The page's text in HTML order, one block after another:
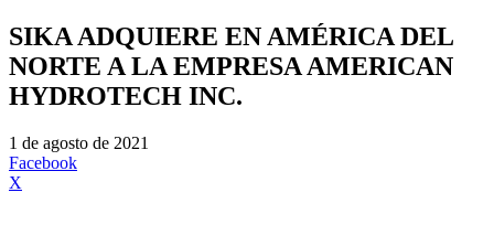
SIKA ADQUIERE EN AMÉRICA DEL
NORTE A LA EMPRESA AMERICAN
HYDROTECH INC.
1 de agosto de 2021
Facebook
X